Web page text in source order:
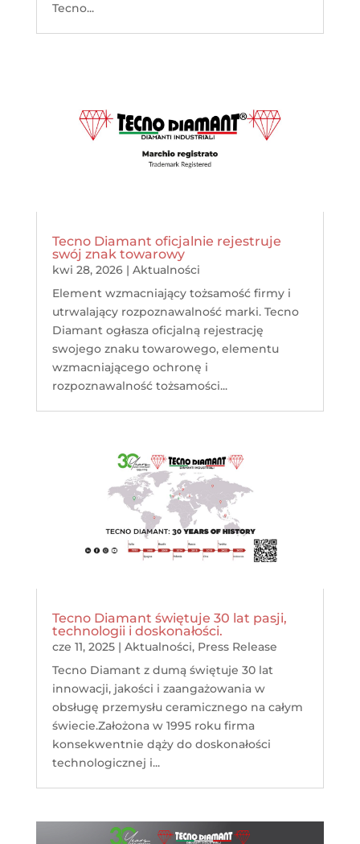
Tecno...
Tecno Diamant oficjalnie rejestruje
swój znak towarowy
kwi 28, 2026| Aktualności
Element wzmacniający tożsamość firmy i
utrwalający rozpoznawalność marki. Tecno
Diamant ogłasza oficjalną rejestrację
swojego znaku towarowego, elementu
wzmacniającego ochronę i
rozpoznawalność tożsamości...
Tecno Diamant świętuje 30 lat pasji,
technologii i doskonałości.
cze 11, 2025| Aktualności, Press Release
Tecno Diamant z dumą świętuje 30 lat
innowacji, jakości i zaangażowania w
obsługę przemysłu ceramicznego na całym
świecie.Założona w 1995 roku firma
konsekwentnie dąży do doskonałości
technologicznej i...